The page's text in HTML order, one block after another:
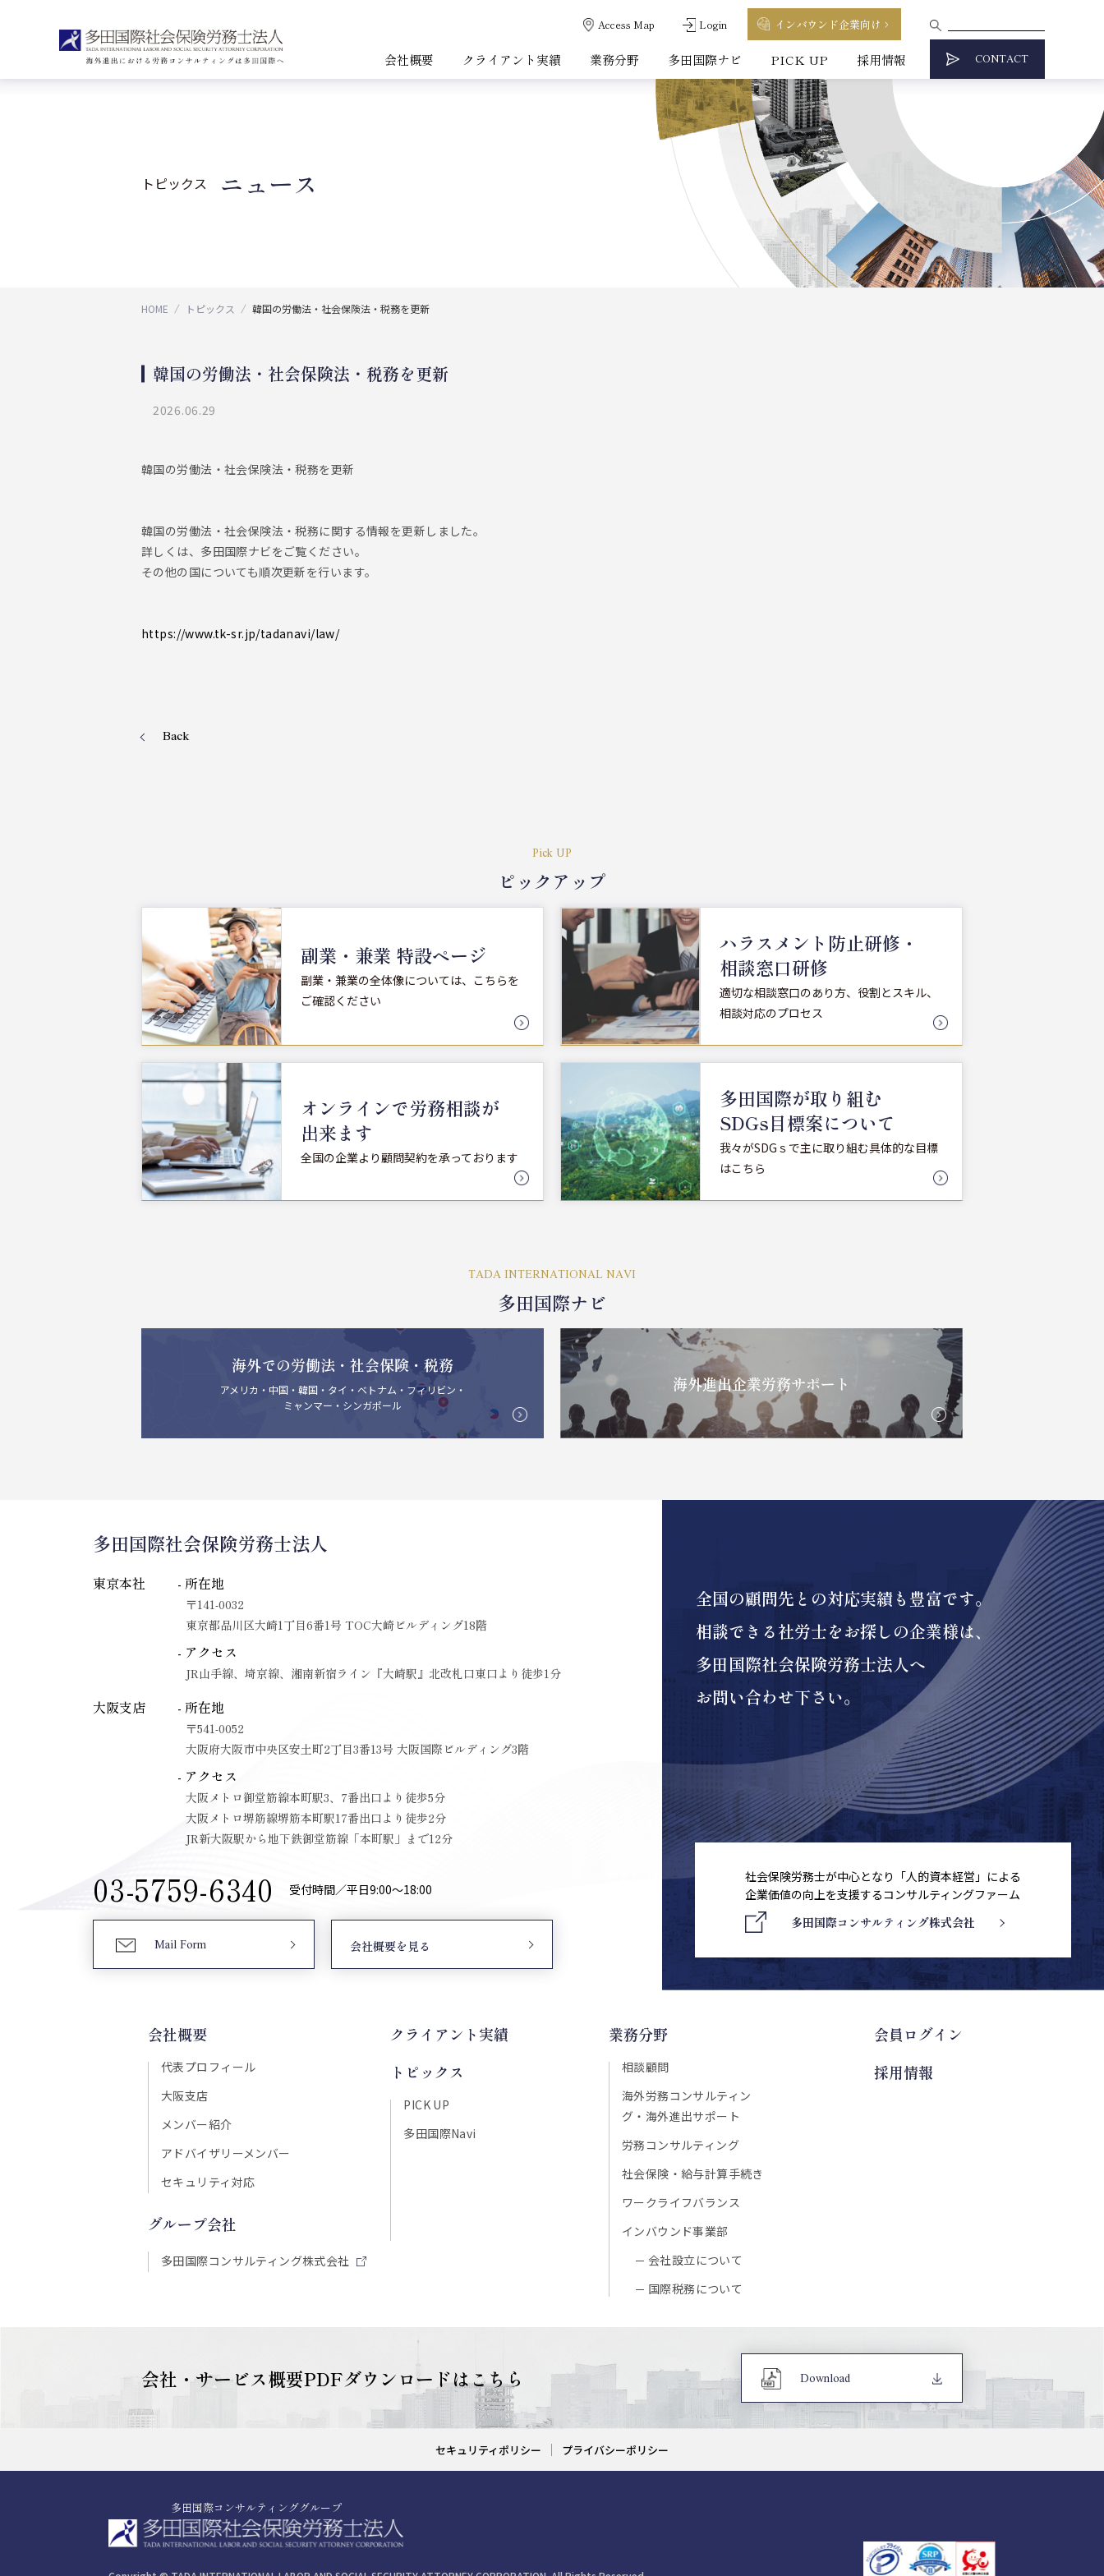
Access Map Login インバウンド企業向け
会社概要 クライアント実績 業務分野 多田国際ナビ PICK UP 採用情報 CONTACT
トピックス ニュース
HOME トピックス 韓国の労働法・社会保険法・税務を更新
韓国の労働法・社会保険法・税務を更新
2026.06.29
韓国の労働法・社会保険法・税務を更新
韓国の労働法・社会保険法・税務に関する情報を更新しました。
詳しくは、多田国際ナビをご覧ください。
その他の国についても順次更新を行います。
https://www.tk-sr.jp/tadanavi/law/
Back
Pick UP
ピックアップ
副業・兼業 特設ページ
副業・兼業の全体像については、こちらを
ご確認ください
ハラスメント防止研修・
相談窓口研修
適切な相談窓口のあり方、役割とスキル、
相談対応のプロセス
オンラインで労務相談が
出来ます
全国の企業より顧問契約を承っております
多田国際が取り組む
SDGs目標案について
我々がSDGｓで主に取り組む具体的な目標
はこちら
TADA INTERNATIONAL NAVI
多田国際ナビ
海外での労働法・社会保険・税務
アメリカ・中国・韓国・タイ・ベトナム・フィリビン・
ミャンマー・シンガポール
海外進出企業労務サポート
多田国際社会保険労務士法人
東京本社 - 所在地
〒141-0032
東京都品川区大崎1丁目6番1号 TOC大崎ビルディング18階
- アクセス
JR山手線、埼京線、湘南新宿ライン『大崎駅』北改札口東口より徒歩1分
大阪支店 - 所在地
〒541-0052
大阪府大阪市中央区安土町2丁目3番13号 大阪国際ビルディング3階
- アクセス
大阪メトロ御堂筋線本町駅3、7番出口より徒歩5分
大阪メトロ堺筋線堺筋本町駅17番出口より徒歩2分
JR新大阪駅から地下鉄御堂筋線「本町駅」まで12分
03-5759-6340 受付時間／平日9:00〜18:00
Mail Form 会社概要を見る
全国の顧問先との対応実績も豊富です。
相談できる社労士をお探しの企業様は、
多田国際社会保険労務士法人へ
お問い合わせ下さい。
社会保険労務士が中心となり「人的資本経営」による
企業価値の向上を支援するコンサルティングファーム
多田国際コンサルティング株式会社
会社概要
代表プロフィール
大阪支店
メンバー紹介
アドバイザリーメンバー
セキュリティ対応
グループ会社
多田国際コンサルティング株式会社
クライアント実績
トピックス
PICK UP
多田国際Navi
業務分野
相談顧問
海外労務コンサルティン
グ・海外進出サポート
労務コンサルティング
社会保険・給与計算手続き
ワークライフバランス
インバウンド事業部
会社設立について
国際税務について
会員ログイン
採用情報
会社・サービス概要PDFダウンロードはこちら Download
セキュリティポリシー プライバシーポリシー
多田国際コンサルティンググループ